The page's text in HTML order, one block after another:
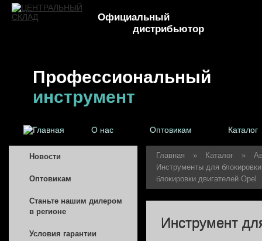
Официальный
дистрибьютор
Профессиональный
инструмент
О нас Оптовикам Каталог
Новости
Оптовикам
Станьте нашим дилером
в регионе
Условия гарантии
Главная » Каталог »
Инструменты для
блокировки двигателей Opel
Инструмент